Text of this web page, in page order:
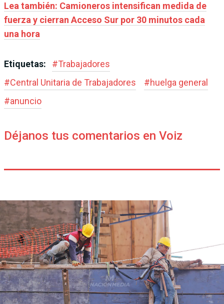
Lea también: Camioneros intensifican medida de
fuerza y cierran Acceso Sur por 30 minutos cada
una hora
Etiquetas: #Trabajadores
#Central Unitaria de Trabajadores #huelga general
#anuncio
Déjanos tus comentarios en Voiz